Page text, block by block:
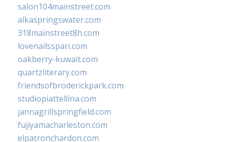
salon104mainstreet.com
alkaspringswater.com
318mainstreet8h.com
lovenailsspari.com
oakberry-kuwait.com
quartzliterary.com
friendsofbroderickpark.com
studiopiattellina.com
jannagrillspringfield.com
fujiyamacharleston.com
elpatronchardon.com